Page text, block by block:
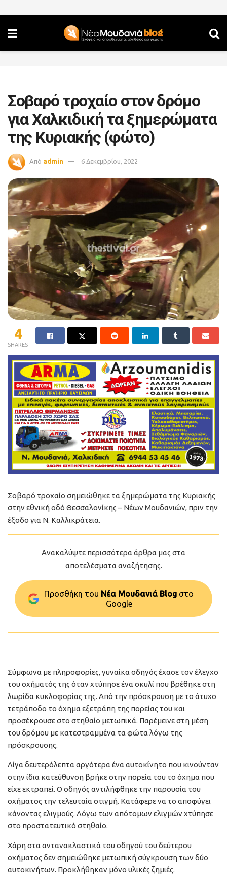
Σοβαρό τροχαίο στον δρόμο
για Χαλκιδική τα ξημερώματα
της Κυριακής (φώτο)
Από admin 6 Δεκεμβρίου, 2022
4
SHARES
Σοβαρό τροχαίο σημειώθηκε τα ξημερώματα της Κυριακής
στην εθνική οδό Θεσσαλονίκης – Νέων Μουδανιών, πριν την
έξοδο για Ν. Καλλικράτεια.
Ανακαλύψτε περισσότερα άρθρα μας στα
αποτελέσματα αναζήτησης.
Προσθήκη του Νέα Μουδανιά Blog στo
Google
Σύμφωνα με πληροφορίες, γυναίκα οδηγός έχασε τον έλεγχο
του οχήματός της όταν χτύπησε ένα σκυλί που βρέθηκε στη
λωρίδα κυκλοφορίας της. Από την πρόσκρουση με το άτυχο
τετράποδο το όχημα εξετράπη της πορείας του και
προσέκρουσε στο στηθαίο μετωπικά. Παρέμεινε στη μέση
του δρόμου με κατεστραμμένα τα φώτα λόγω της
πρόσκρουσης.
Λίγα δευτερόλεπτα αργότερα ένα αυτοκίνητο που κινούνταν
στην ίδια κατεύθυνση βρήκε στην πορεία του το όχημα που
είχε εκτραπεί. Ο οδηγός αντιλήφθηκε την παρουσία του
οχήματος την τελευταία στιγμή. Κατάφερε να το αποφύγει
κάνοντας ελιγμούς. Λόγω των απότομων ελιγμών χτύπησε
στο προστατευτικό στηθαίο.
Χάρη στα αντανακλαστικά του οδηγού του δεύτερου
οχήματος δεν σημειώθηκε μετωπική σύγκρουση των δύο
αυτοκινήτων. Προκλήθηκαν μόνο υλικές ζημιές.